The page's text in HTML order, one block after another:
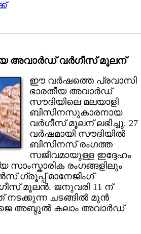
അവാര്‍ഡ് വര്‍ഗീസ് മൂലന്
ഈ വര്‍ഷത്തെ പ്രവാസി
ഭാരതീയ അവാര്‍ഡ്
സൗദിയിലെ മലയാളി
ബിസിനസുകാരനായ
വര്‍ഗീസ് മൂലന് ലഭിച്ചു. 27
വര്‍ഷമായി സൗദിയില്‍
ബിസിനസ് രംഗത്ത
സജീവമായുള്ള ഇദ്ദേഹം
സാംസ്കാരിക രംഗങ്ങളിലും
ഗ്രൂപ്പ് മാനേജിംഗ്
മൂലന്‍. ജനുവരി 11 ന്
നടക്കുന്ന ചടങ്ങില്‍ മുന്‍
അബ്ദുല്‍ കലാം അവാര്‍ഡ്